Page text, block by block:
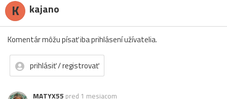
K kajano
Komentár môžu písať iba prihlásení užívatelia.
prihlásiť / registrovať
MATYX55 pred 1 mesiacom